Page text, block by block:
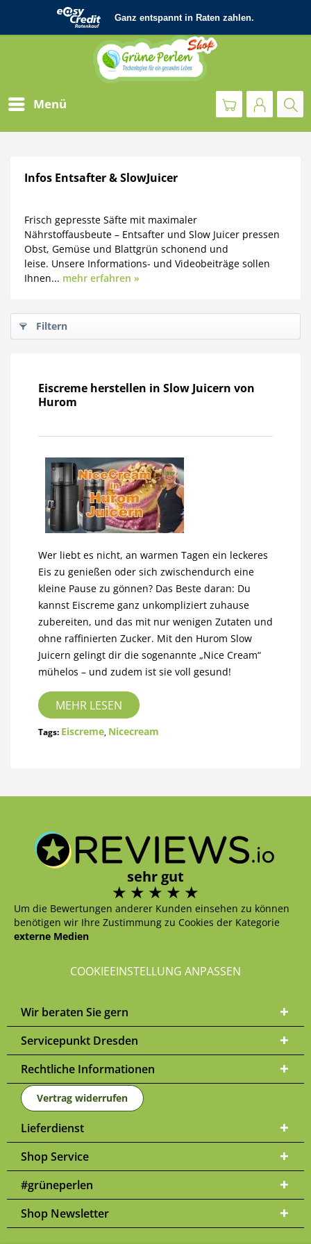
Menü
Infos Entsafter & SlowJuicer
Frisch gepresste Säfte mit maximaler
Nährstoffausbeute – Entsafter und Slow Juicer pressen
Obst, Gemüse und Blattgrün schonend und
leise. Unsere Informations- und Videobeiträge sollen
Ihnen... mehr erfahren »
Filtern
Eiscreme herstellen in Slow Juicern von
Hurom
Wer liebt es nicht, an warmen Tagen ein leckeres
Eis zu genießen oder sich zwischendurch eine
kleine Pause zu gönnen? Das Beste daran: Du
kannst Eiscreme ganz unkompliziert zuhause
zubereiten, und das mit nur wenigen Zutaten und
ohne raffinierten Zucker. Mit den Hurom Slow
Juicern gelingt dir die sogenannte „Nice Cream“
mühelos – und zudem ist sie voll gesund!
MEHR LESEN
Tags: Eiscreme, Nicecream
sehr gut
Um die Bewertungen anderer Kunden einsehen zu können
benötigen wir Ihre Zustimmung zu Cookies der Kategorie
externe Medien
COOKIEEINSTELLUNG ANPASSEN
Wir beraten Sie gern
Servicepunkt Dresden
Rechtliche Informationen
Vertrag widerrufen
Lieferdienst
Shop Service
#grüneperlen
Shop Newsletter